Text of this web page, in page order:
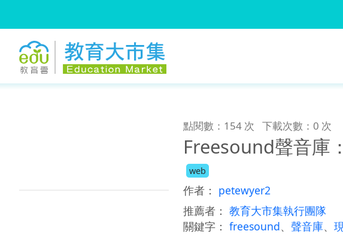
點閱數：154 次 下載次數：0 次
Freesound聲音庫
web
作者： petewyer2
推薦者： 教育大市集執行團隊
關鍵字： freesound、 聲音庫、